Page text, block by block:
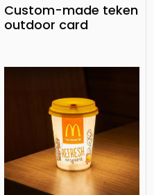
Custom-made teken
outdoor card